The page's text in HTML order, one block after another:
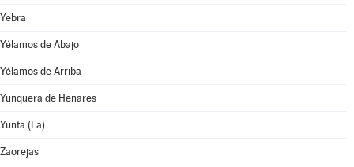
Yebra
Yélamos de Abajo
Yélamos de Arriba
Yunquera de Henares
Yunta (La)
Zaorejas